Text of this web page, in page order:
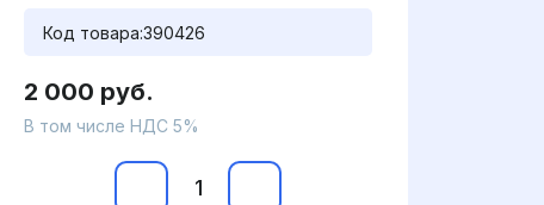
Код товара:390426
2 000 руб.
В том числе НДС 5%